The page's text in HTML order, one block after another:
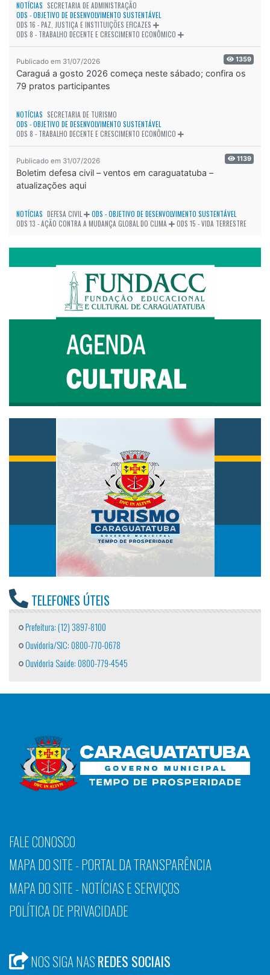
NOTÍCIAS SECRETARIA DE ADMINISTRAÇÃO
ODS - OBJETIVO DE DESENVOLVIMENTO SUSTENTÁVEL
ODS 16 - PAZ, JUSTIÇA E INSTITUIÇÕES EFICAZES
ODS 8 - TRABALHO DECENTE E CRESCIMENTO ECONÔMICO
Publicado em 31/07/2026 1359
Caraguá a gosto 2026 começa neste sábado; confira os
79 pratos participantes
NOTÍCIAS SECRETARIA DE TURISMO
ODS - OBJETIVO DE DESENVOLVIMENTO SUSTENTÁVEL
ODS 8 - TRABALHO DECENTE E CRESCIMENTO ECONÔMICO
Publicado em 31/07/2026 1139
Boletim defesa civil – ventos em caraguatatuba –
atualizações aqui
NOTÍCIAS DEFESA CIVIL
ODS - OBJETIVO DE DESENVOLVIMENTO SUSTENTÁVEL
ODS 13 - AÇÃO CONTRA A MUDANÇA GLOBAL DO CLIMA
ODS 15 - VIDA TERRESTRE
TELEFONES ÚTEIS
Prefeitura: (12) 3897-8100
Ouvidoria/SIC: 0800-770-0678
Ouvidoria Saúde: 0800-779-4545
FALE CONOSCO
MAPA DO SITE - PORTAL DA TRANSPARÊNCIA
MAPA DO SITE - NOTÍCIAS E SERVIÇOS
POLÍTICA DE PRIVACIDADE
NOS SIGA NASREDES SOCIAIS